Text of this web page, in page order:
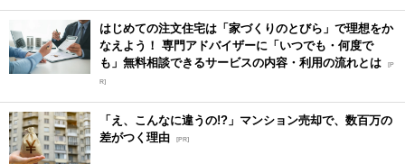
はじめての注文住宅は「家づくりのとびら」で理想をか
なえよう！ 専門アドバイザーに「いつでも・何度で
も」無料相談できるサービスの内容・利用の流れとは [P
R]
「え、こんなに違うの!?」マンション売却で、数百万の
差がつく理由 [PR]